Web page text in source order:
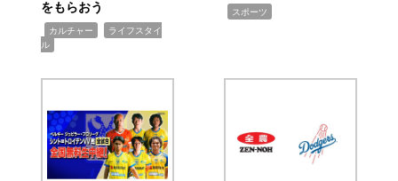
をもらおう
カルチャー
ライフスタイ
ル
スポーツ